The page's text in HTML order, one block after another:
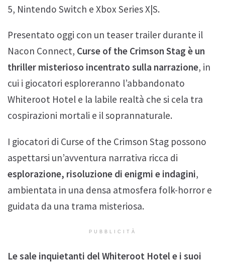
5, Nintendo Switch e Xbox Series X|S.
Presentato oggi con un teaser trailer durante il
Nacon Connect, Curse of the Crimson Stag è un
thriller misterioso incentrato sulla narrazione, in
cui i giocatori esploreranno l’abbandonato
Whiteroot Hotel e la labile realtà che si cela tra
cospirazioni mortali e il soprannaturale.
I giocatori di Curse of the Crimson Stag possono
aspettarsi un’avventura narrativa ricca di
esplorazione, risoluzione di enigmi e indagini,
ambientata in una densa atmosfera folk-horror e
guidata da una trama misteriosa.
PUBBLICITÀ
Le sale inquietanti del Whiteroot Hotel e i suoi